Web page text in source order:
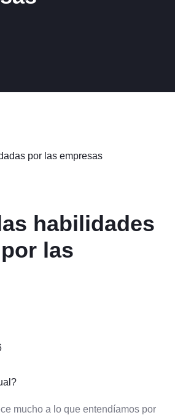
habilidades
las
mucho a lo que entendíamos por